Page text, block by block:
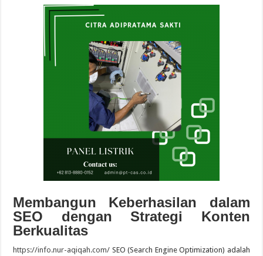
Membangun Keberhasilan dalam
SEO dengan Strategi Konten
Berkualitas
https://info.nur-aqiqah.com/ SEO (Search Engine Optimization) adalah